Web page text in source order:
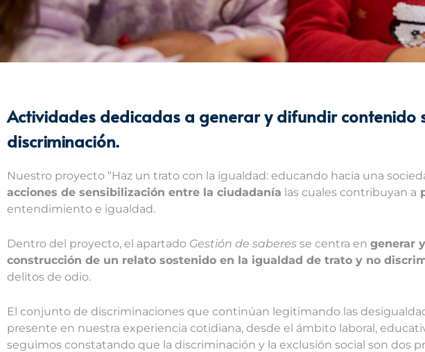
Actividades dedicadas a generar y difundir
discriminación.
Nuestro proyecto “Haz un trato con la igualdad: educando hacia una
acciones de sensibilización entre la ciudadanía las cuales contribuyan a
entendimiento e igualdad.
Dentro del proyecto, el apartado Gestión de saberes se centra en generar
construcción de un relato sostenido en la igualdad de trato y no
delitos de odio.
El conjunto de discriminaciones que continúan legitimando las
presente en nuestra experiencia cotidiana, desde el ámbito laboral,
seguimos constatando que la discriminación y la exclusión social son dos